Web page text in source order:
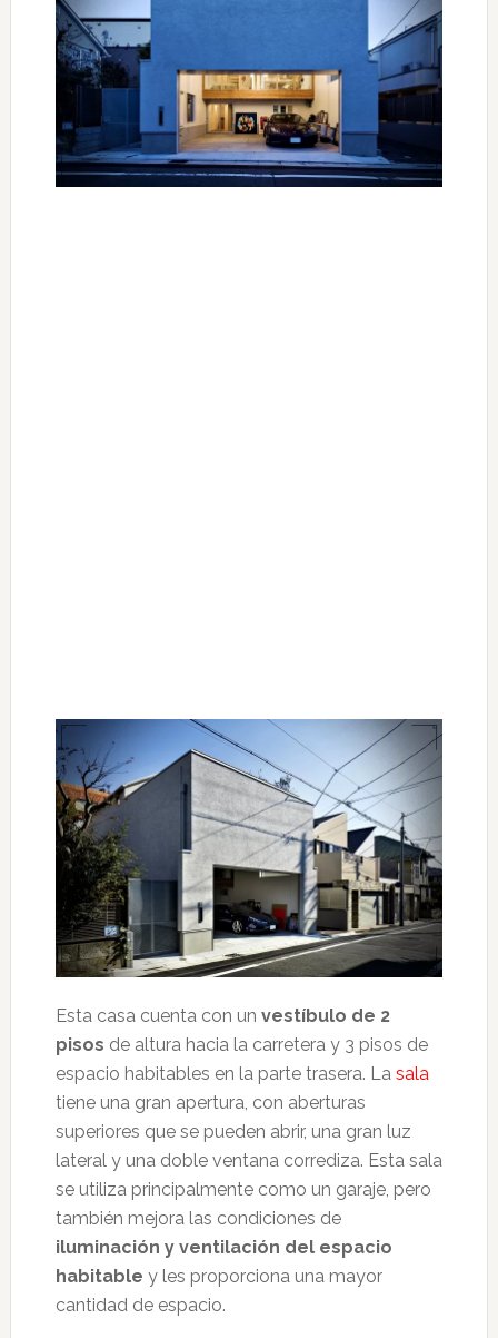
Esta casa cuenta con un vestíbulo de 2
pisos de altura hacia la carretera y 3 pisos de
espacio habitables en la parte trasera. La sala
tiene una gran apertura, con aberturas
superiores que se pueden abrir, una gran luz
lateral y una doble ventana corrediza. Esta sala
se utiliza principalmente como un garaje, pero
también mejora las condiciones de
iluminación y ventilación del espacio
habitable y les proporciona una mayor
cantidad de espacio.